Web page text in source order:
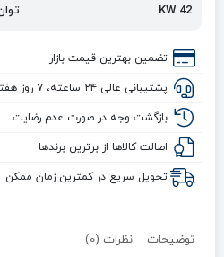
KW 42
تضمین بهترین قیمت بازار
پشتیبانی عالی ۲۴ ساعته، ۷ روز هفته
بازگشت وجه در صورت عدم رضایت
اصالت کالاها از برترین برندها
تحویل سریع در کمترین زمان ممکن
توضیحات نظرات (0)